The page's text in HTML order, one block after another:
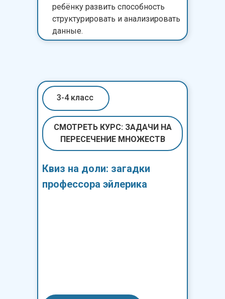
ребёнку развить способность
структурировать и анализировать
данные.
3-4 класс
СМОТРЕТЬ КУРС: ЗАДАЧИ НА
ПЕРЕСЕЧЕНИЕ МНОЖЕСТВ
Квиз на доли: загадки
профессора эйлерика